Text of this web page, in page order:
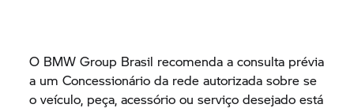
O BMW Group Brasil recomenda a consulta prévia
a um Concessionário da rede autorizada sobre se
o veículo, peça, acessório ou serviço desejado está